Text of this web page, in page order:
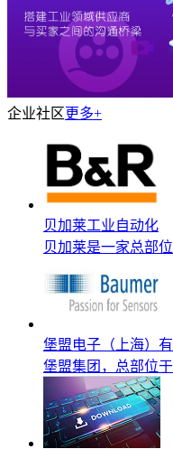
企业社区更多+
贝加莱工业自动化
贝加莱是一家总部
堡盟电子（上海）
堡盟集团，总部位